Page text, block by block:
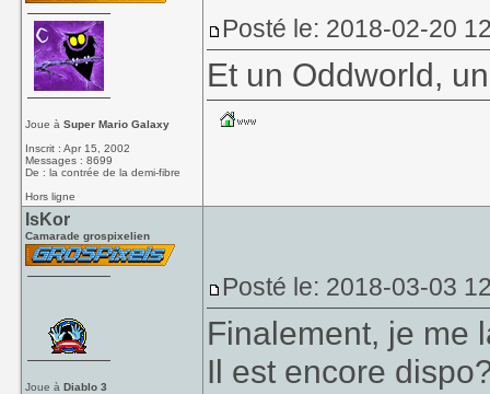
Joue àSuper Mario Galaxy
Inscrit : Apr 15, 2002
Messages : 8699
De : la contrée de la demi-fibre
Hors ligne
Posté le: 2018-02-20
Et un Oddworld,
IsKor
Camarade grospixelien
Joue àDiablo 3
Posté le: 2018-03-03
Finalement, je me
Il est encore